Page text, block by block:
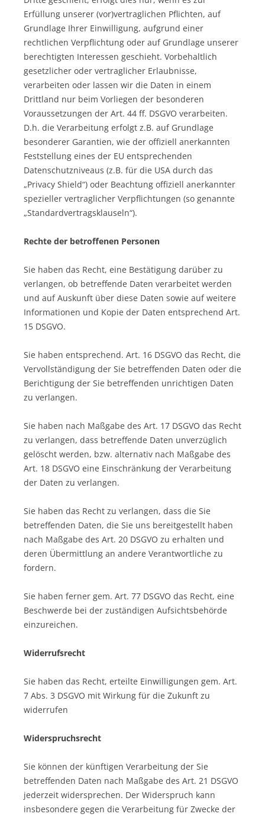
Erfüllung unserer (vor)vertraglichen Pflichten, auf
Grundlage Ihrer Einwilligung, aufgrund einer
rechtlichen Verpflichtung oder auf Grundlage unserer
berechtigten Interessen geschieht. Vorbehaltlich
gesetzlicher oder vertraglicher Erlaubnisse,
verarbeiten oder lassen wir die Daten in einem
Drittland nur beim Vorliegen der besonderen
Voraussetzungen der Art. 44 ff. DSGVO verarbeiten.
D.h. die Verarbeitung erfolgt z.B. auf Grundlage
besonderer Garantien, wie der offiziell anerkannten
Feststellung eines der EU entsprechenden
Datenschutzniveaus (z.B. für die USA durch das
„Privacy Shield“) oder Beachtung offiziell anerkannter
spezieller vertraglicher Verpflichtungen (so genannte
„Standardvertragsklauseln“).
Rechte der betroffenen Personen
Sie haben das Recht, eine Bestätigung darüber zu
verlangen, ob betreffende Daten verarbeitet werden
und auf Auskunft über diese Daten sowie auf weitere
Informationen und Kopie der Daten entsprechend Art.
15 DSGVO.
Sie haben entsprechend. Art. 16 DSGVO das Recht, die
Vervollständigung der Sie betreffenden Daten oder die
Berichtigung der Sie betreffenden unrichtigen Daten
zu verlangen.
Sie haben nach Maßgabe des Art. 17 DSGVO das Recht
zu verlangen, dass betreffende Daten unverzüglich
gelöscht werden, bzw. alternativ nach Maßgabe des
Art. 18 DSGVO eine Einschränkung der Verarbeitung
der Daten zu verlangen.
Sie haben das Recht zu verlangen, dass die Sie
betreffenden Daten, die Sie uns bereitgestellt haben
nach Maßgabe des Art. 20 DSGVO zu erhalten und
deren Übermittlung an andere Verantwortliche zu
fordern.
Sie haben ferner gem. Art. 77 DSGVO das Recht, eine
Beschwerde bei der zuständigen Aufsichtsbehörde
einzureichen.
Widerrufsrecht
Sie haben das Recht, erteilte Einwilligungen gem. Art.
7 Abs. 3 DSGVO mit Wirkung für die Zukunft zu
widerrufen
Widerspruchsrecht
Sie können der künftigen Verarbeitung der Sie
betreffenden Daten nach Maßgabe des Art. 21 DSGVO
jederzeit widersprechen. Der Widerspruch kann
insbesondere gegen die Verarbeitung für Zwecke der